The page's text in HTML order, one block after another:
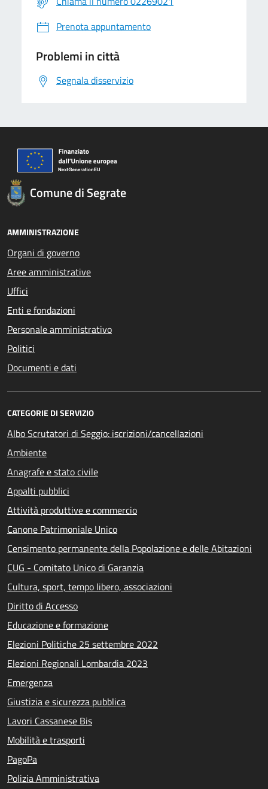
Prenota appuntamento
Problemi in città
Segnala disservizio
Comune di Segrate
AMMINISTRAZIONE
Organi di governo
Aree amministrative
Uffici
Enti e fondazioni
Personale amministrativo
Politici
Documenti e dati
CATEGORIE DI SERVIZIO
Albo Scrutatori di Seggio: iscrizioni/cancellazioni
Ambiente
Anagrafe e stato civile
Appalti pubblici
Attività produttive e commercio
Canone Patrimoniale Unico
Censimento permanente della Popolazione e delle Abitazioni
CUG - Comitato Unico di Garanzia
Cultura, sport, tempo libero, associazioni
Diritto di Accesso
Educazione e formazione
Elezioni Politiche 25 settembre 2022
Elezioni Regionali Lombardia 2023
Emergenza
Giustizia e sicurezza pubblica
Lavori Cassanese Bis
Mobilità e trasporti
PagoPa
Polizia Amministrativa